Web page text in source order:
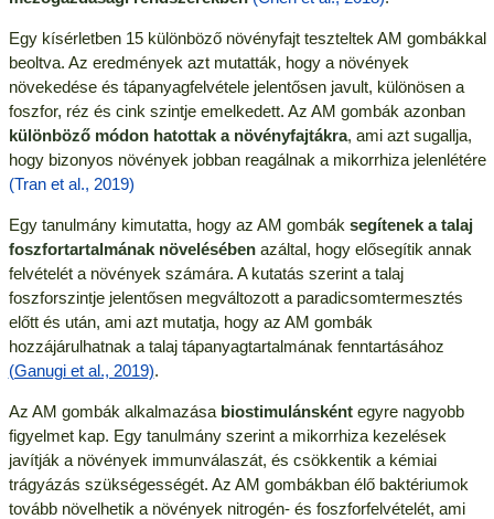
Egy kísérletben 15 különböző növényfajt teszteltek AM gombákkal
beoltva. Az eredmények azt mutatták, hogy a növények
növekedése és tápanyagfelvétele jelentősen javult, különösen a
foszfor, réz és cink szintje emelkedett. Az AM gombák azonban
különböző módon hatottak a növényfajtákra, ami azt sugallja,
hogy bizonyos növények jobban reagálnak a mikorrhiza jelenlétére
(Tran et al., 2019)
Egy tanulmány kimutatta, hogy az AM gombák segítenek a talaj
foszfortartalmának növelésébenazáltal, hogy elősegítik annak
felvételét a növények számára. A kutatás szerint a talaj
foszforszintje jelentősen megváltozott a paradicsomtermesztés
előtt és után, ami azt mutatja, hogy az AM gombák
hozzájárulhatnak a talaj tápanyagtartalmának fenntartásához
(Ganugi et al., 2019).
Az AM gombák alkalmazása biostimulánskéntegyre nagyobb
figyelmet kap. Egy tanulmány szerint a mikorrhiza kezelések
javítják a növények immunválaszát, és csökkentik a kémiai
trágyázás szükségességét. Az AM gombákban élő baktériumok
tovább növelhetik a növények nitrogén- és foszforfelvételét, ami